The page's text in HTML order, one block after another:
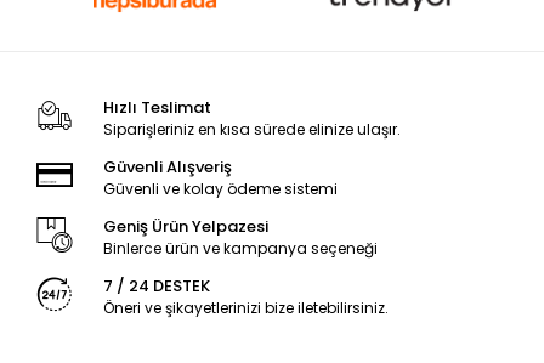
Hızlı Teslimat
Siparişleriniz en kısa sürede elinize ulaşır.
Güvenli Alışveriş
Güvenli ve kolay ödeme sistemi
Geniş Ürün Yelpazesi
Binlerce ürün ve kampanya seçeneği
7 / 24 DESTEK
Öneri ve şikayetlerinizi bize iletebilirsiniz.